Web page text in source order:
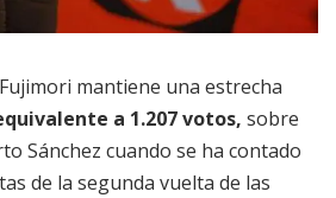
mantiene una estrecha
a 1.207 votos, sobre
Sánchez cuando se ha contado
de la segunda vuelta de las